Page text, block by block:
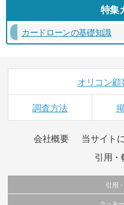
特集
カードローンの基礎知識
オリコン
調査方法
会社概要 当サイト
引用・
引用